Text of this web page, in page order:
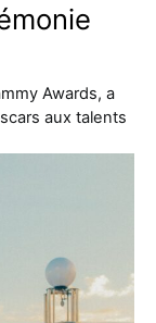
Awards, a
aux talents